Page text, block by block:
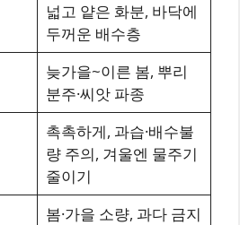
넓고 얕은 화분, 바닥에
두꺼운 배수층
늦가을~이른 봄, 뿌리
분주·씨앗 파종
촉촉하게, 과습·배수불
량 주의, 겨울엔 물주기
줄이기
봄·가을 소량, 과다 금지